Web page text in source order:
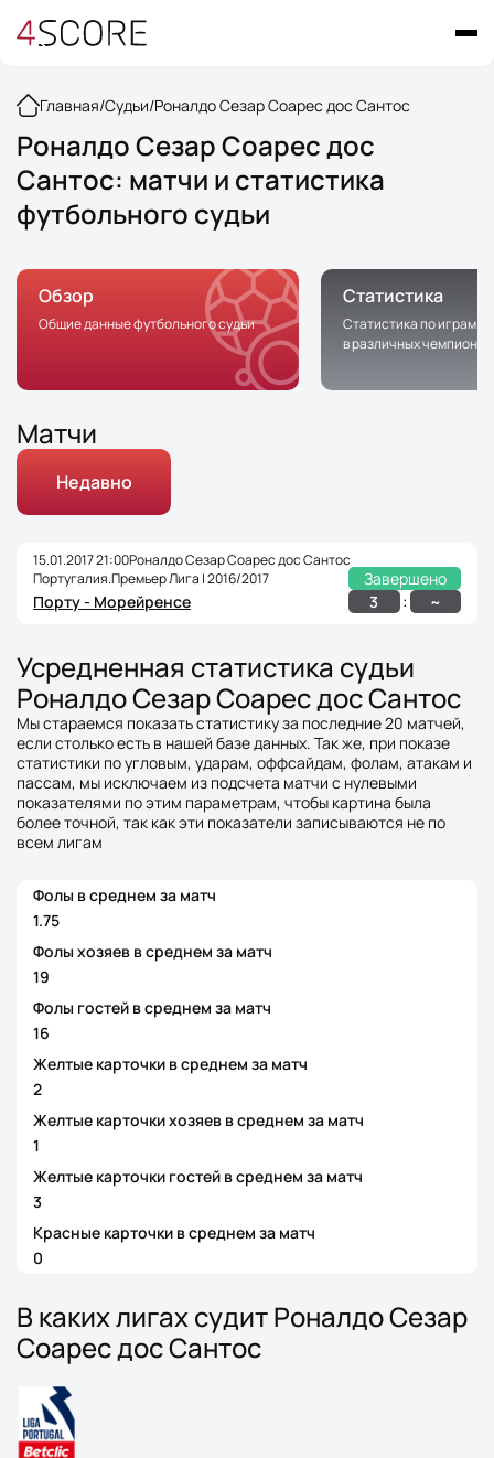
Главная/Судьи/Роналдо Сезар Соарес дос Сантос
Роналдо Сезар Соарес дос
Сантос: матчи и статистика
футбольного судьи
Обзор
Общие данные футбольного судьи
Статистика
Статистика по играм с
в различных
Матчи
Недавно
15.01.2017 21:00Роналдо Сезар Соарес дос Сантос
Португалия.Премьер Лига | 2016/2017
Завершено
Порту - Морейренсе
3 : ~
Усредненная статистика судьи
Роналдо Сезар Соарес дос Сантос
Мы стараемся показать статистику за последние 20 матчей,
если столько есть в нашей базе данных. Так же, при показе
статистики по угловым, ударам, оффсайдам, фолам, атакам и
пассам, мы исключаем из подсчета матчи с нулевыми
показателями по этим параметрам, чтобы картина была
более точной, так как эти показатели записываются не по
всем лигам
Фолы в среднем за матч
1.75
Фолы хозяев в среднем за матч
19
Фолы гостей в среднем за матч
16
Желтые карточки в среднем за матч
2
Желтые карточки хозяев в среднем за матч
1
Желтые карточки гостей в среднем за матч
3
Красные карточки в среднем за матч
0
В каких лигах судит Роналдо Сезар
Соарес дос Сантос